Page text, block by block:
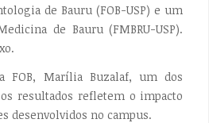
de Bauru (FOB-USP) e um
de Bauru (FMBRU-USP).
FOB, Marília Buzalaf, um dos
resultados refletem o impacto
desenvolvidos no campus.